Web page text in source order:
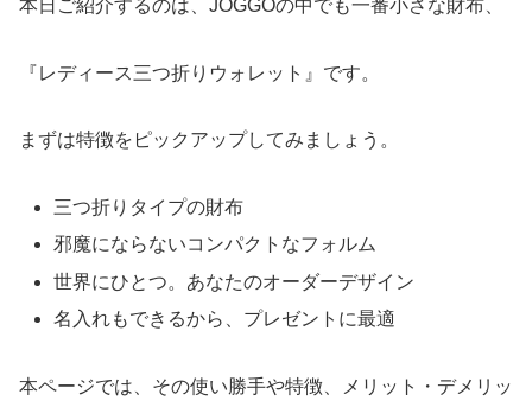
本日ご紹介するのは、JOGGOの中でも一番小さな財布、
『レディース三つ折りウォレット』です。
まずは特徴をピックアップしてみましょう。
三つ折りタイプの財布
邪魔にならないコンパクトなフォルム
世界にひとつ。あなたのオーダーデザイン
名入れもできるから、プレゼントに最適
本ページでは、その使い勝手や特徴、メリット・デメリッ